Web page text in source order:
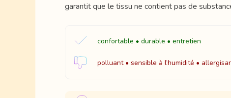
garantit que le tissu ne contient pas de
confortable • durable • entretien
polluant • sensible à l’humidité •